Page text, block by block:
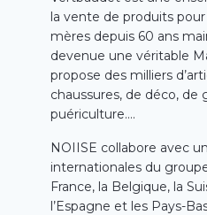
la vente de produits
mères depuis 60 ans
devenue une véritable
propose des milliers
chaussures, de déco, de
puériculture….
NOIISE collabore avec
internationalesdu
France, la Belgique, la
l’Espagne et les Pays-